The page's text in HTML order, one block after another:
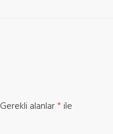
Gerekli alanlar* ile